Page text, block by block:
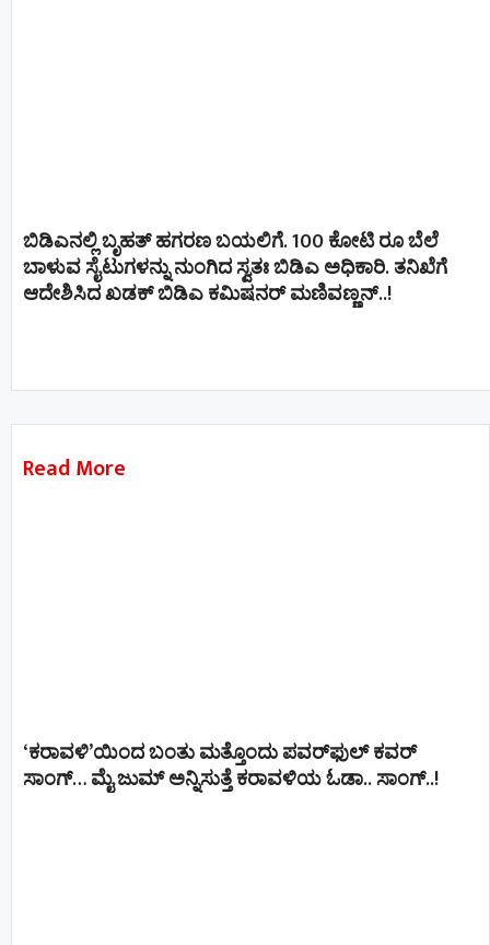
ಬಿಡಿಎನಲ್ಲಿ ಬೃಹತ್ ಹಗರಣ ಬಯಲಿಗೆ. 100 ಕೋಟಿ ರೂ ಬೆಲೆ
ಬಾಳುವ ಸೈಟುಗಳನ್ನು ನುಂಗಿದ ಸ್ವತಃ ಬಿಡಿಎ ಅಧಿಕಾರಿ. ತನಿಖೆಗೆ
ಆದೇಶಿಸಿದ ಖಡಕ್ ಬಿಡಿಎ ಕಮಿಷನರ್ ಮಣಿವಣ್ಣನ್​​..!
Read More
‘ಕರಾವಳಿ’ಯಿಂದ ಬಂತು ಮತ್ತೊಂದು ಪವರ್‌ಫುಲ್ ಕವರ್
ಸಾಂಗ್… ಮೈ ಜುಮ್ ಅನ್ನಿಸುತ್ತೆ ಕರಾವಳಿಯ ಓಡಾ.. ಸಾಂಗ್‌..!